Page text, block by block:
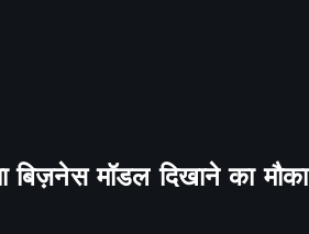
बिज़नेस मॉडल दिखाने का मौका